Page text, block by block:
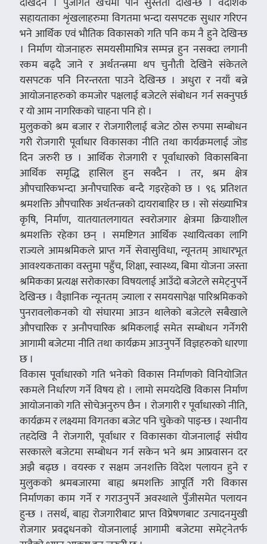
सहायताका शृंखलाहरुमा विगतमा भन्दा यसपटक सुधार गरिएन
भने आर्थिक एवं भौतिक विकासको गति पनि कम नै हुने देखिन्छ
। निर्माण योजनाहरु समयसीमाभित्र सम्पन्न हुन नसक्दा लगानी
रकम बढ्दै जाने र अर्थतन्त्रमा थप चुनौती देखिने संकेतले
यसपटक पनि निरन्तरता पाउने देखिन्छ । अधुरा र नयाँ बन्ने
आयोजनाहरुको कमजोर पक्षलाई बजेटले संबोधन गर्न सक्नुपर्छ
र यो आम नागरिकको चाहना पनि हो ।
मुलुकको श्रम बजार र रोजगारीलाई बजेट ठोस रुपमा सम्बोधन
गरी रोजगारी पूर्वाधार विकासका नीति तथा कार्यक्रमलाई जोड
दिन जरुरी छ । आर्थिक रोजगारी र पूर्वाधारको विकासबिना
आर्थिक समृद्धि हासिल हुन सक्दैन । तर, श्रम क्षेत्र
औपचारिकभन्दा अनौपचारिक बन्दै गइरहेको छ । ९६ प्रतिशत
श्रमशक्ति औपचारिक अर्थतन्त्रको दायराबाहिर छ । सो संख्याभित्र
कृषि, निर्माण, यातयातलगायत स्वरोजगार क्षेत्रमा क्रियाशील
श्रमशक्ति रहेका छन् । समष्टिगत आर्थिक स्थायित्वका लागि
राज्यले आमश्रमिकले प्राप्त गर्ने सेवासुविधा, न्यूनतम् आधारभूत
आवश्यकताका वस्तुमा पहुँच, शिक्षा, स्वास्थ्य, बिमा योजना जस्ता
श्रमिकका प्रत्यक्ष सरोकारका विषयलाई आउँदो बजेटले समेट्नुपर्ने
देखिन्छ । वैज्ञानिक न्यूनतम् ज्याला र समयसापेक्ष पारिश्रमिकको
पुनरावलोकनको यो संघारमा आउन थालेको बजेटले सबैखाले
औपचारिक र अनौपचारिक श्रमिकलाई समेत सम्बोधन गर्नेगरी
आगामी बजेटमा नीति तथा कार्यक्रम आउनुपर्ने विज्ञहरुको धारणा
छ ।
विकास पूर्वाधारको गति भनेको विकास निर्माणको विनियोजित
रकमले निर्धारण गर्ने विषय हो । लामो समयदेखि विकास निर्माण
आयोजनाको गति सोचेअनुरुप छैन । रोजगारी र पूर्वाधारको नीति,
कार्यक्रम र लक्ष्यमा विगतका बजेट पनि चुकेको पाइन्छ । स्थानीय
तहदेखि नै रोजगारी, पूर्वाधार र विकासका योजनालाई संघीय
सरकारले बजेटमा सम्बोधन गर्न सकेन भने श्रम आप्रवासन दर
अझै बढ्छ । वयस्क र सक्षम जनशक्ति विदेश पलायन हुने र
मुलुकको श्रमबजारमा बाह्य श्रमशक्ति आपूर्ति गरी विकास
निर्माणका काम गर्ने र गराउनुपर्ने अवस्थाले पुँजीसमेत पलायन
हुन्छ । तसर्थ, बाह्य रोजगारीबाट प्राप्त विप्रेषणबाट उत्पादनमुखी
रोजगार प्रवद्र्धनको योजनालाई आगामी बजेटमा समेट्नेतर्फ